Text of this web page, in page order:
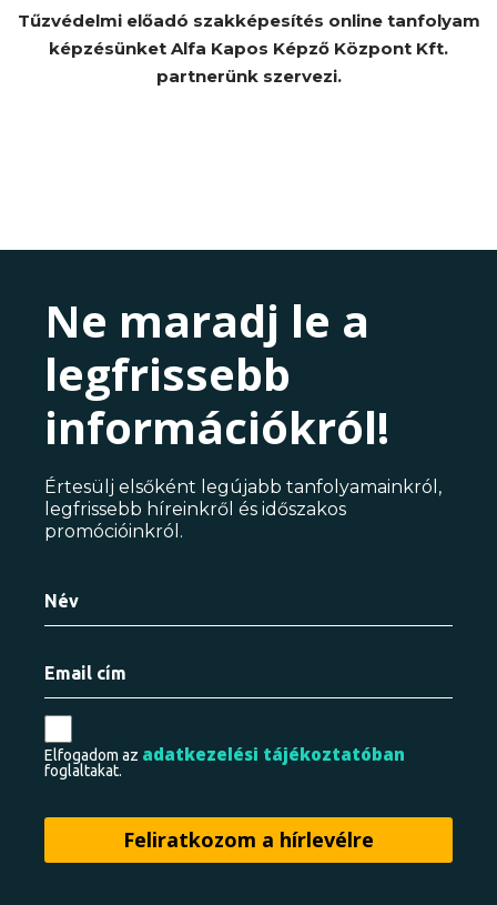
Tűzvédelmi előadó szakképesítés online tanfolyam
képzésünket Alfa Kapos Képző Központ Kft.
partnerünk szervezi.
Ne maradj le a
legfrissebb
információkról!
Értesülj elsőként legújabb tanfolyamainkról,
legfrissebb híreinkről és időszakos
promócióinkról.
Elfogadom az adatkezelési tájékoztatóban
foglaltakat.